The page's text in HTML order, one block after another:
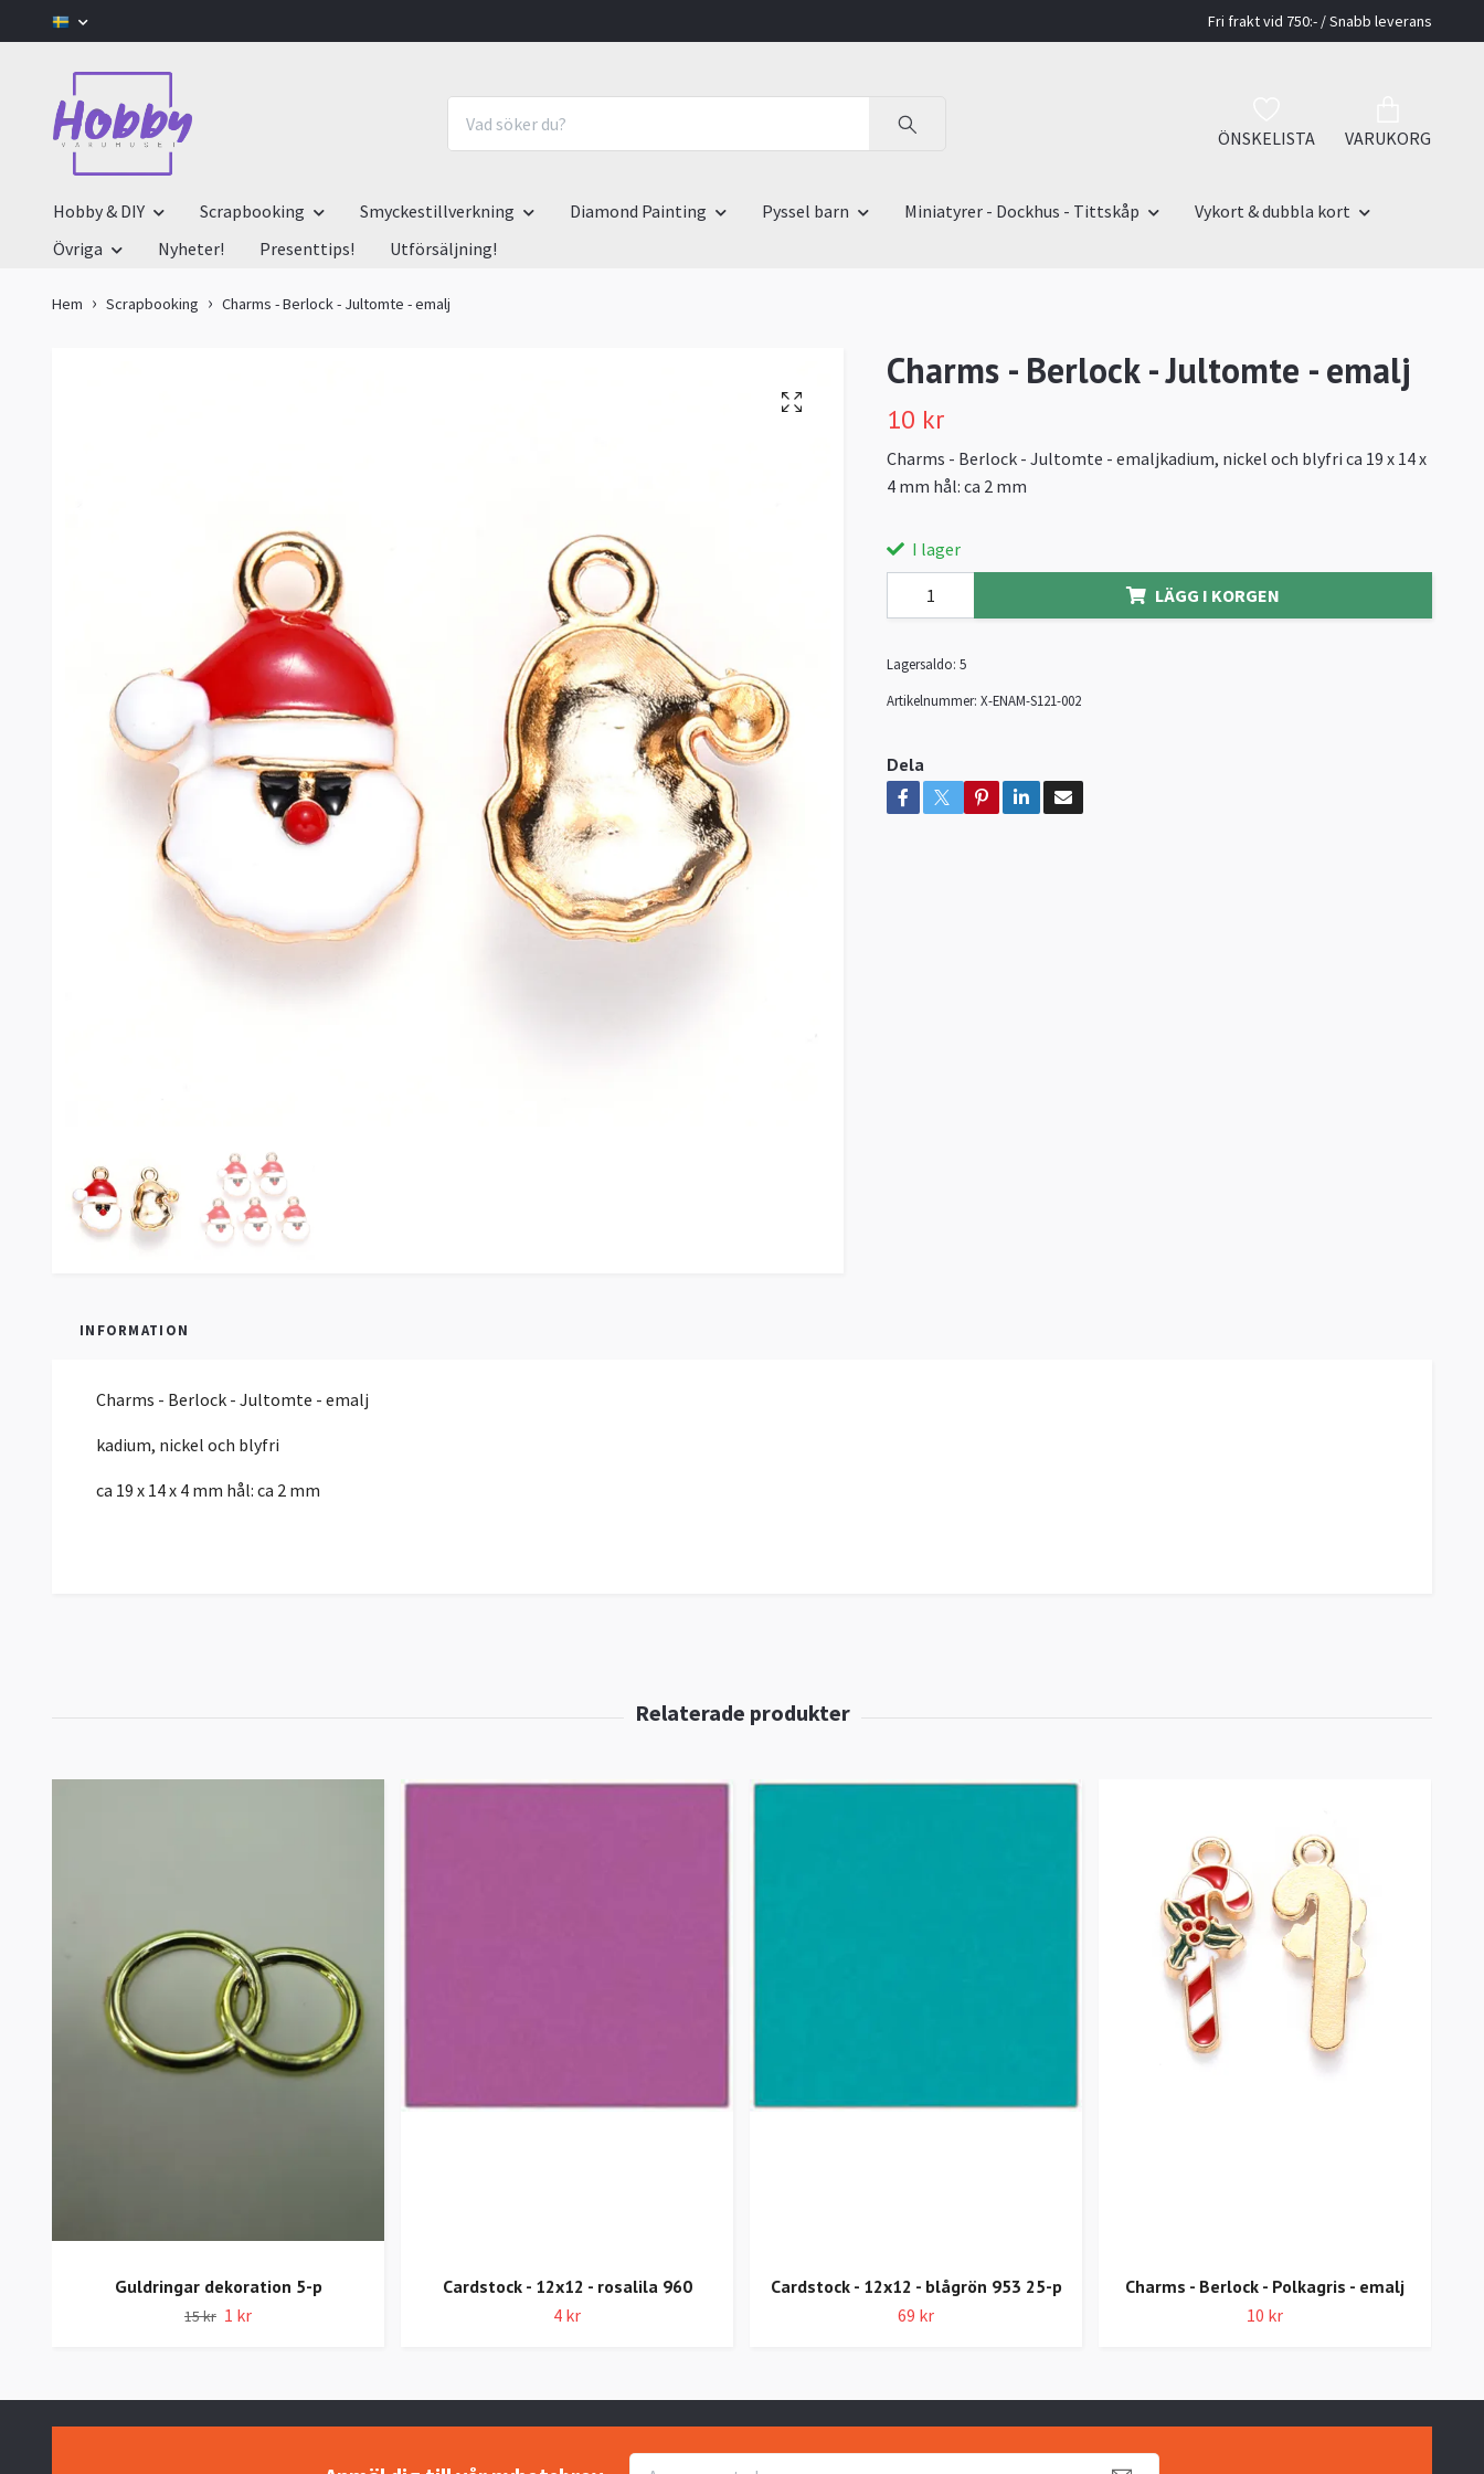
Fri frakt vid 750:- / Snabb leverans
ÖNSKELISTA VARUKORG
Hobby & DIY Scrapbooking Smyckestillverkning Diamond Painting Pyssel barn Miniatyrer - Dockhus - Tittskåp
Vykort & dubbla kort
Övriga
Nyheter! Presenttips! Utförsäljning!
Hem Scrapbooking Charms - Berlock - Jultomte - emalj
Charms - Berlock - Jultomte - emalj
10 kr
Charms - Berlock - Jultomte - emaljkadium, nickel och blyfri ca 19 x 14 x
4 mm hål: ca 2 mm
I lager
LÄGG I KORGEN
Lagersaldo: 5
Artikelnummer: X-ENAM-S121-002
Dela
INFORMATION
Charms - Berlock - Jultomte - emalj
kadium, nickel och blyfri
ca 19 x 14 x 4 mm hål: ca 2 mm
Guldringar dekoration 5-p
15 kr 1 kr
Cardstock - 12x12 - rosalila 960
4 kr
Cardstock - 12x12 - blågrön 953 25-p
69 kr
Charms - Berlock - Polkagris - emalj
10 kr